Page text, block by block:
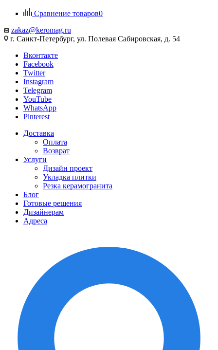
Сравнение товаров0
zakaz@keromag.ru
г. Санкт-Петербург, ул. Полевая Сабировская, д. 54
Вконтакте
Facebook
Twitter
Instagram
Telegram
YouTube
WhatsApp
Pinterest
Доставка
Оплата
Возврат
Услуги
Дизайн проект
Укладка плитки
Резка керамогранита
Блог
Готовые решения
Дизайнерам
Адреса